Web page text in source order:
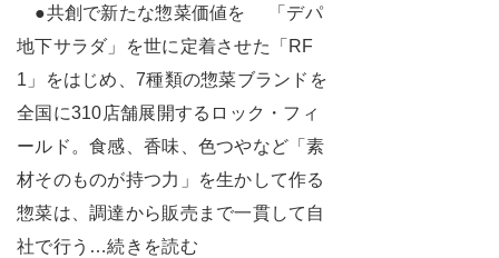
●共創で新たな惣菜価値を 「デパ
地下サラダ」を世に定着させた「RF
1」をはじめ、7種類の惣菜ブランドを
全国に310店舗展開するロック・フィ
ールド。食感、香味、色つやなど「素
材そのものが持つ力」を生かして作る
惣菜は、調達から販売まで一貫して自
社で行う…続きを読む